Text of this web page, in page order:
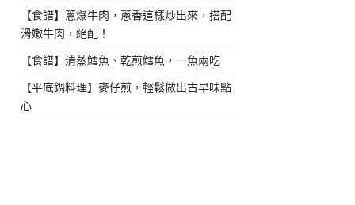
【食譜】蔥爆牛肉，蔥香這樣炒出來，搭配
滑嫩牛肉，絕配！
【食譜】清蒸鱈魚、乾煎鱈魚，一魚兩吃
【平底鍋料理】麥仔煎，輕鬆做出古早味點
心